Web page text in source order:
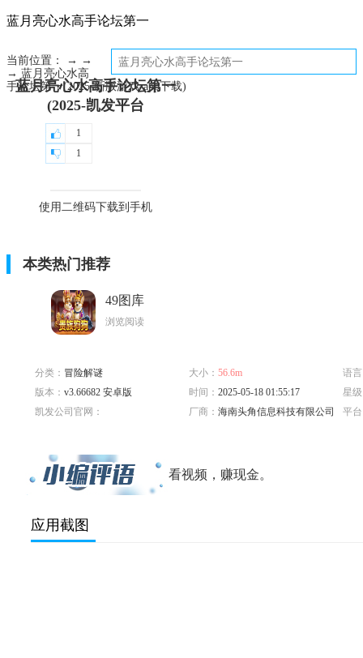
蓝月亮心水高手论坛第一
当前位置： → →
→ 蓝月亮心水高
手论坛第一(2025-新版游戏-app下载)
蓝月亮心水高手论坛第一
(2025-凯发平台
1
1
使用二维码下载到手机
本类热门推荐
49图库
浏览阅读
分类： 冒险解谜 大小： 56.6m
语
版本： v3.66682 安卓版 时间： 2025-05-18 01:55:17
星
凯发公司官网：
厂商： 海南头角信息科技有限公司
平
看视频，赚现金。
应用截图